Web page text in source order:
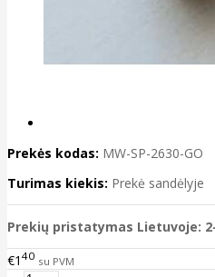
Prekės kodas: MW-SP-2630-GO
Turimas kiekis: Prekė sandėlyje
Prekių pristatymas Lietuvoje:
€1 40 su PVM